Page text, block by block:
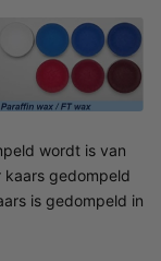
wordt is van
kaars gedompeld
is gedompeld in